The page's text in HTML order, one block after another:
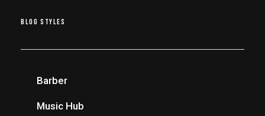
BLOG STYLES
Barber
Music Hub